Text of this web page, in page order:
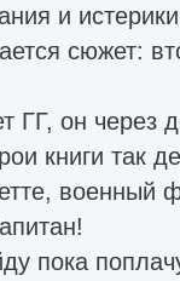
и
сюжет:
ГГ, он через
книги так
военный
пока